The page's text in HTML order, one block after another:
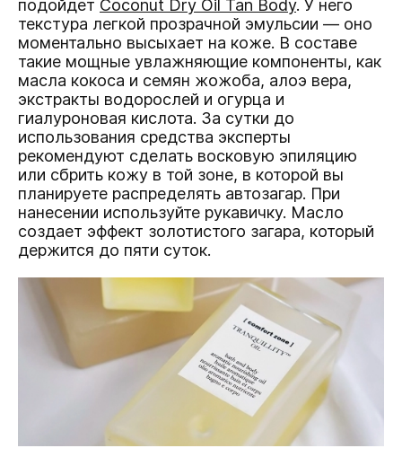
подойдет Coconut Dry Oil Tan Body. У него
текстура легкой прозрачной эмульсии — оно
моментально высыхает на коже. В составе
такие мощные увлажняющие компоненты, как
масла кокоса и семян жожоба, алоэ вера,
экстракты водорослей и огурца и
гиалуроновая кислота. За сутки до
использования средства эксперты
рекомендуют сделать восковую эпиляцию
или сбрить кожу в той зоне, в которой вы
планируете распределять автозагар. При
нанесении используйте рукавичку. Масло
создает эффект золотистого загара, который
держится до пяти суток.